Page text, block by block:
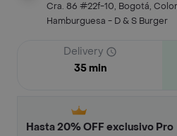
Cra. 86 #22f-10, Bogotá,
Hamburguesa - D & S Burger
Delivery
35 min
Hasta 20% OFF exclusivo Pro